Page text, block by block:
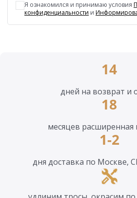
Я ознакомился и принимаю условия
конфиденциальности и
14
дней на возврат и
18
месяцев расширенная
1-2
дня доставка по Москве,